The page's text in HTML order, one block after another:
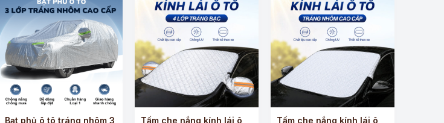
Bạt phủ ô tô tráng nhôm 3
Tấm che nắng kính lái ô
Tấm che nắng kính lái ô